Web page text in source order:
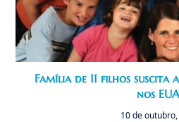
Família de 11 filhos suscita
nos EUA
10 de outubro,